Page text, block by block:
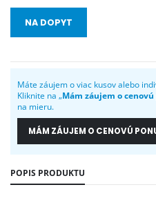
NA DOPYT
Máte záujem o viac kusov alebo
Kliknite na „Mám záujem o
na mieru.
MÁM ZÁUJEM O CENOVÚ
POPIS PRODUKTU